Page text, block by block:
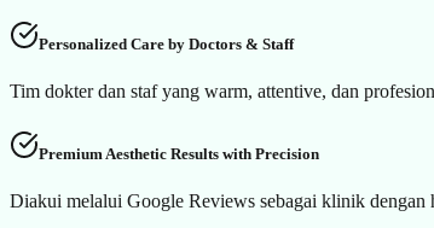
Personalized Care by Doctors & Staff
Tim dokter dan staf yang warm, attentive, dan
Premium Aesthetic Results with Precision
Diakui melalui Google Reviews sebagai klinik dengan